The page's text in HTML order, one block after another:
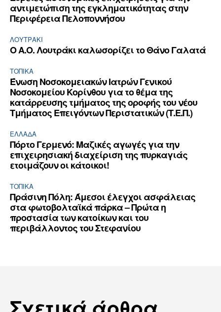
αντιμετώπιση της εγκληματικότητας στην
Περιφέρεια Πελοποννήσου
ΛΟΥΤΡΆΚΙ
Ο Α.Ο. Λουτράκι καλωσορίζει το Θάνο Γαλατά
ΤΟΠΙΚΑ
Ένωση Νοσοκομειακών Ιατρών Γενικού
Νοσοκομείου Κορίνθου για το θέμα της
κατάρρευσης τμήματος της οροφής του νέου
Τμήματος Επειγόντων Περιστατικών (Τ.Ε.Π.)
ΕΛΛΆΔΑ
Πόρτο Γερμενό: Μαζικές αγωγές για την
επιχειρησιακή διαχείριση της πυρκαγιάς
ετοιμάζουν οι κάτοικοι!
ΤΟΠΙΚΑ
Πράσινη Πόλη: Άμεσοι έλεγχοι ασφάλειας
στα φωτοβολταϊκά πάρκα – Πρώτα η
προστασία των κατοίκων και του
περιβάλλοντος του Στεφανίου